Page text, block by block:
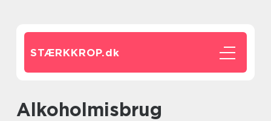
STÆRKKROP.dk
alkoholmisbrug